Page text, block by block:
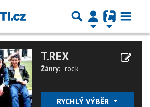
T.REX
Žánry: rock
RYCHLÝ VÝBĚR